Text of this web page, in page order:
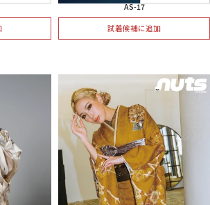
AS-17
試着候補に追加